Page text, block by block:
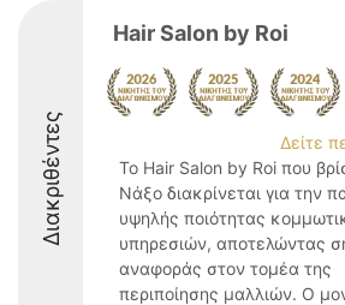
Διακριθέντες
Hair Salon by Roi
Δείτε
Το Hair Salon by Roi που
Νάξο διακρίνεται για την
υψηλής ποιότητας
υπηρεσιών, αποτελώντας
αναφοράς στον τομέα της
περιποίησης μαλλιών. Ο